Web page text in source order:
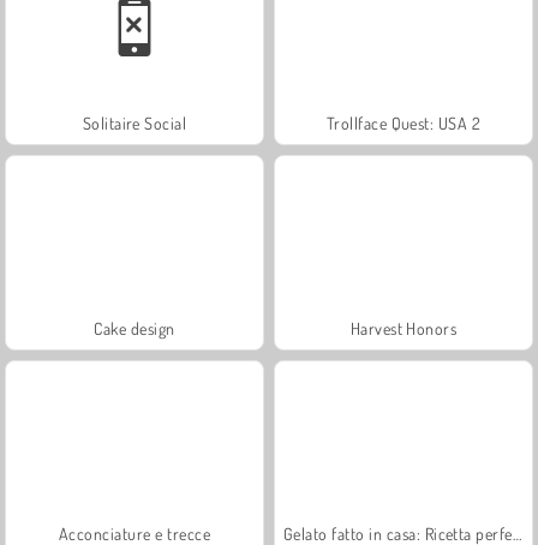
Solitaire Social Trollface Quest: USA 2
Cake design Harvest Honors
Acconciature e trecce